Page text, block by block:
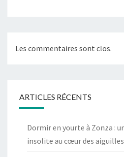
Les commentaires sont clos.
ARTICLES RÉCENTS
Dormir en yourte à Zonza :
insolite au cœur des